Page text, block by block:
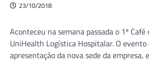
23/10/2018
Aconteceu na semana passada o 1º
UniHealth Logística Hospitalar. O evento
apresentação da nova sede da empresa,